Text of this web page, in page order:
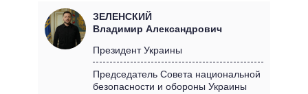
СТАТЬИ
МНЕНИЯ
ОБЗОРЫ
ДАЙДЖЕСТЫ
МИР
ВСЕ ПОЛИТИКИ
ПРЕЗИДЕНТ И ОФИС
КАБИНЕТ МИНИСТРОВ
ИНФОГРАФИКА
ВИДЕО
ПОДДЕРЖАТЬ
ЗЕЛЕНСКИЙ
Владимир Александрович
Президент Украины
Председатель Совета национальной
безопасности и обороны Украины